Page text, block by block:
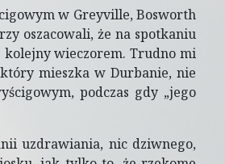
w Greyville, Bosworth
oszacowali, że na spotkaniu
kolejny wieczorem. Trudno mi
mieszka w Durbanie, nie
podczas gdy „jego
uzdrawiania, nic dziwnego,